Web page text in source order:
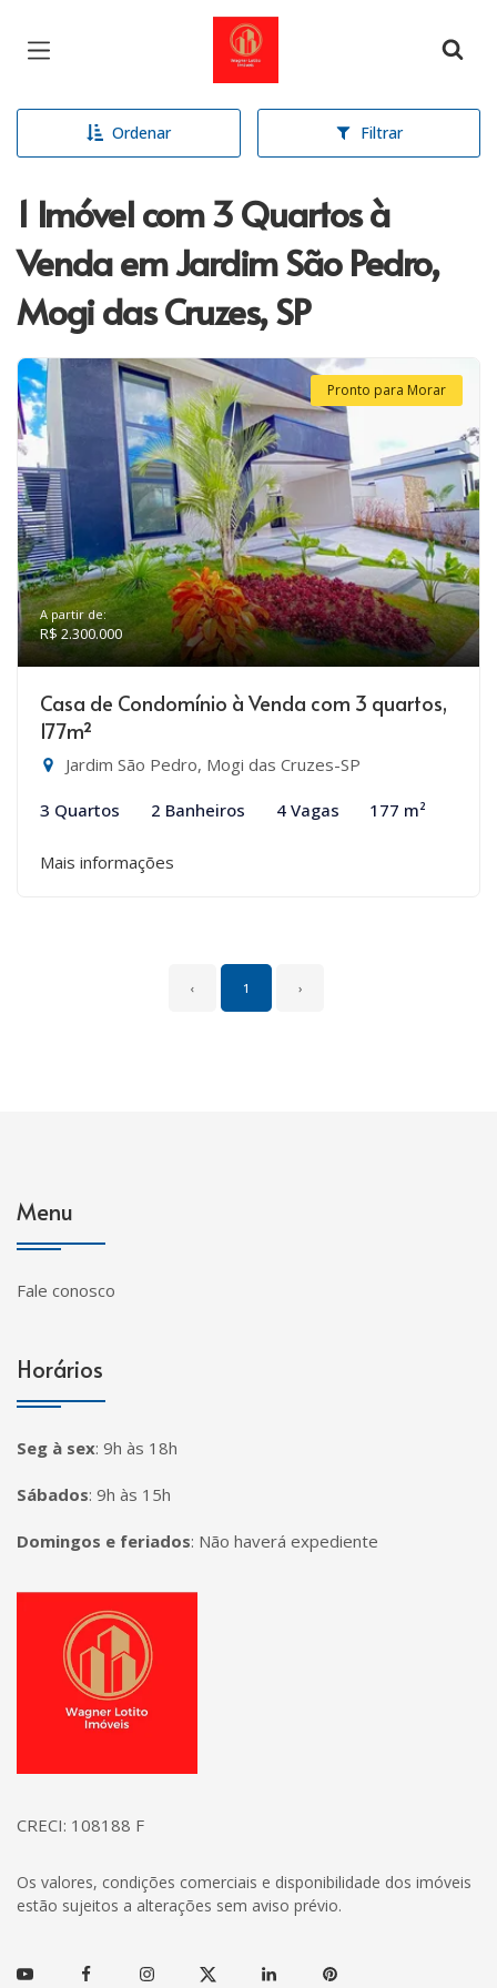
Página inicial
Ordenar Filtrar
1 Imóvel com 3 Quartos à
Venda em Jardim São Pedro,
Mogi das Cruzes, SP
Pronto para Morar
A partir de:
R$ 2.300.000
Casa de Condomínio à Venda com 3 quartos,
177m²
Jardim São Pedro, Mogi das Cruzes-SP
3 Quartos 2 Banheiros 4 Vagas 177 m²
Mais informações
‹ 1 ›
Menu
Fale conosco
Horários
Seg à sex: 9h às 18h
Sábados: 9h às 15h
Domingos e feriados: Não haverá expediente
Página inicial
CRECI: 108188 F
Os valores, condições comerciais e disponibilidade dos imóveis
estão sujeitos a alterações sem aviso prévio.
Youtube FacebookInstagramTwitter Linkedin Pinterest